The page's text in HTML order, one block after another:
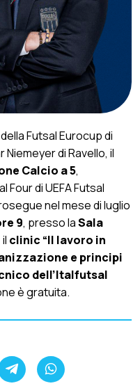
Futsal Eurocup di
di Ravello, il
Calcio a 5,
di UEFA Futsal
nel mese di luglio
9, presso laSala
il clinic “Il lavoro in
e principi
dell’Italfutsal
è gratuita.